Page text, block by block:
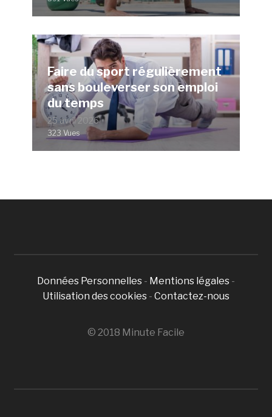
Faire du sport régulièrement
sans bouleverser son emploi
du temps
25 avril 2026
323 Vues
Données Personnelles - Mentions légales -
Utilisation des cookies - Contactez-nous
© 2018 Minute Facile